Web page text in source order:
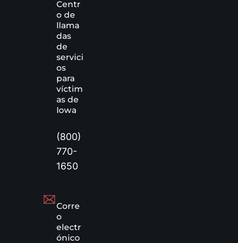
Centr
o de
llama
das
de
servici
os
para
víctim
as de
Iowa
(800)
770-
1650
Corre
o
electr
ónico